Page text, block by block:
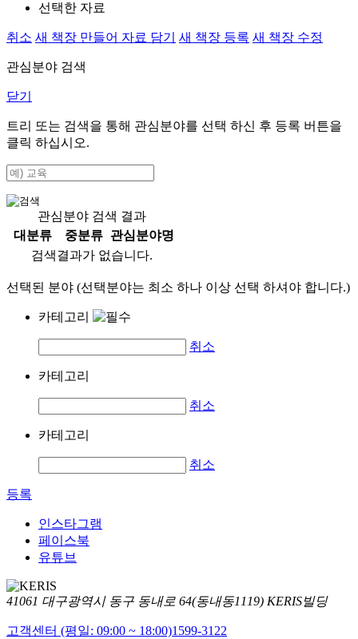
선택한 자료
취소 새 책장 만들어 자료 담기 새 책장 등록 새 책장 수정
관심분야 검색
닫기
트리 또는 검색을 통해 관심분야를 선택 하신 후 등록 버튼을
클릭 하십시오.
관심분야 검색 결과
대분류
중분류
관심분야명
검색결과가 없습니다.
선택된 분야 (선택분야는 최소 하나 이상 선택 하셔야 합니다.)
카테고리
취소
카테고리
취소
카테고리
취소
등록
인스타그램
페이스북
유튜브
41061 대구광역시 동구 동내로 64(동내동1119) KERIS빌딩
고객센터 (평일: 09:00 ~ 18:00)1599-3122